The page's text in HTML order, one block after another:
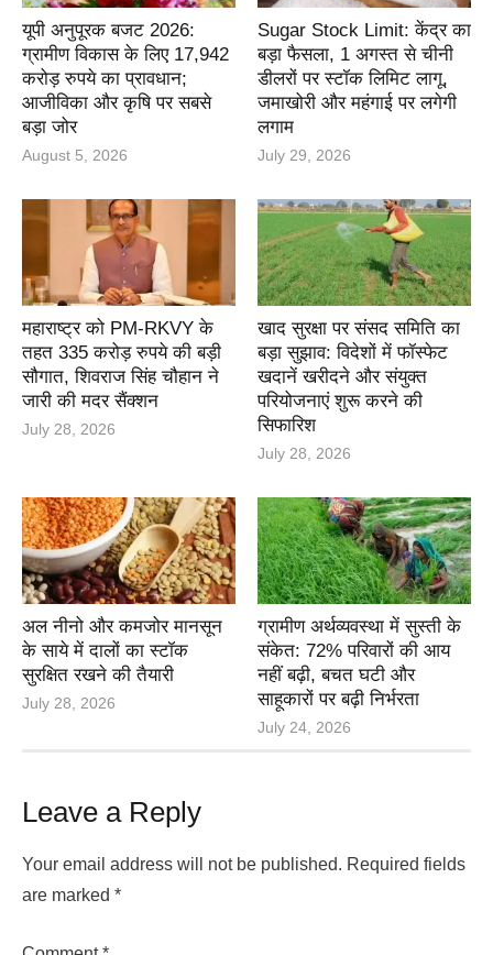
यूपी अनुपूरक बजट 2026:
ग्रामीण विकास के लिए 17,942
करोड़ रुपये का प्रावधान;
आजीविका और कृषि पर सबसे
बड़ा जोर
August 5, 2026
Sugar Stock Limit: केंद्र का
बड़ा फैसला, 1 अगस्त से चीनी
डीलरों पर स्टॉक लिमिट लागू,
जमाखोरी और महंगाई पर लगेगी
लगाम
July 29, 2026
महाराष्ट्र को PM-RKVY के
तहत 335 करोड़ रुपये की बड़ी
सौगात, शिवराज सिंह चौहान ने
जारी की मदर सैंक्शन
July 28, 2026
खाद सुरक्षा पर संसद समिति का
बड़ा सुझाव: विदेशों में फॉस्फेट
खदानें खरीदने और संयुक्त
परियोजनाएं शुरू करने की
सिफारिश
July 28, 2026
अल नीनो और कमजोर मानसून
के साये में दालों का स्टॉक
सुरक्षित रखने की तैयारी
July 28, 2026
ग्रामीण अर्थव्यवस्था में सुस्ती के
संकेत: 72% परिवारों की आय
नहीं बढ़ी, बचत घटी और
साहूकारों पर बढ़ी निर्भरता
July 24, 2026
Leave a Reply
Your email address will not be published. Required fields
are marked *